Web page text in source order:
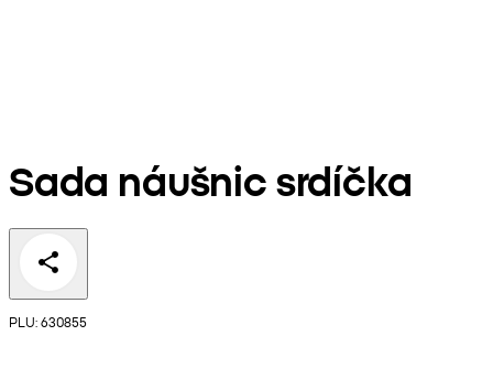
Sada náušnic srdíčka
PLU: 630855